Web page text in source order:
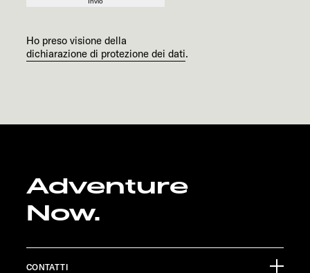
Ho preso visione della
dichiarazione di protezione dei dati.
Adventure
Now.
CONTATTI